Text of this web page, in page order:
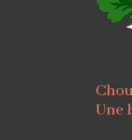
Une